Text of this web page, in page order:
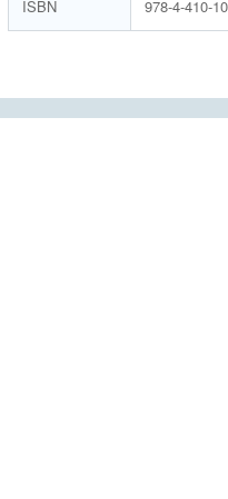
ISBN 978-4-410-